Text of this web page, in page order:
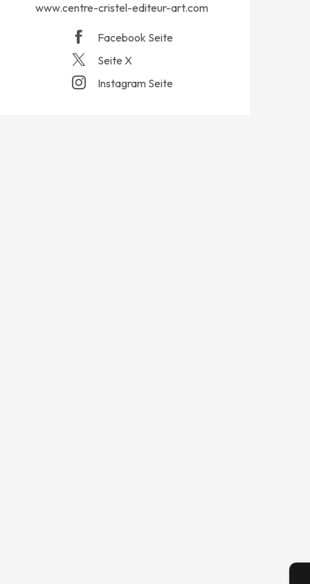
www.centre-cristel-editeur-art.com
Facebook Seite
Seite X
Instagram Seite